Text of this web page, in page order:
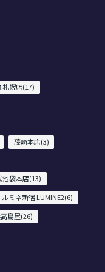
札幌店(17)
藤崎本店(3)
池袋本店(13)
ルミネ新宿 LUMINE2(6)
島屋(26)